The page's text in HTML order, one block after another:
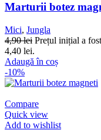
Marturii botez
Mici, Jungla
4,90lei Prețul inițial a
4,40 lei.
Adaugă în coș
-10%
Compare
Quick view
Add to wishlist